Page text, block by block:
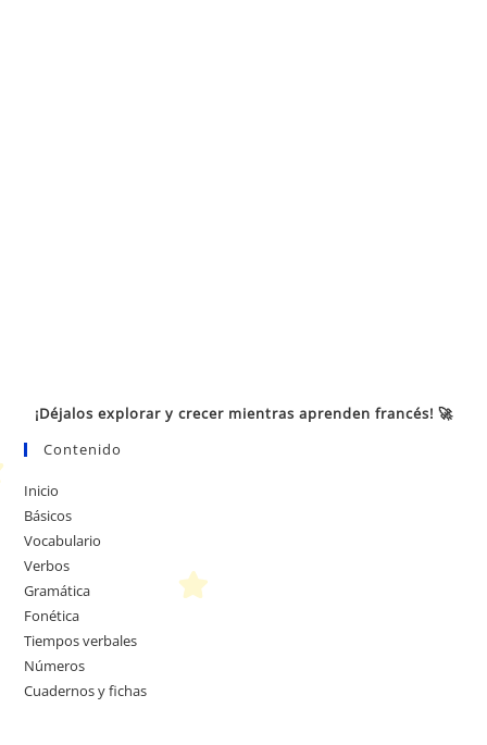
¡Déjalos explorar y crecer mientras aprenden francés! 🚀
Contenido
Inicio
Básicos
Vocabulario
Verbos
Gramática
Fonética
Tiempos verbales
Números
Cuadernos y fichas